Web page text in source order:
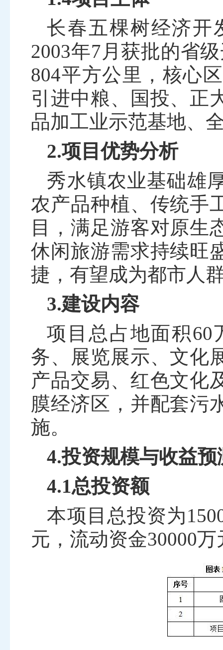
长春五棵树经济开
2003年7 月获批的省
804平方公里，核心区
引进中粮、国投、正
品加工业示范基地、
2.项目优势分析
秀水镇农业基础雄
农产品种植、传统手
目，满足游客对原生
休闲旅游需求持续旺
捷，有望成为都市人
3.建设内容
项目总占地面积60
务、展览展示、文化
产品交易、红色文化
膜经济区，并配套污
施。
4.投资规模与收益预
4.1总投资额
本项目总投资为
元，流动资金30000万